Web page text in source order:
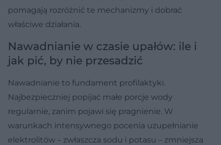
pomagają rozróżnić te mechanizmy i dobrać
właściwe działania.
Nawadnianie w czasie upałów: ile i
jak pić, by nie przesadzić
Nawadnianie to fundament profilaktyki.
Najbezpieczniej popijać małe porcje wody
regularnie, zanim pojawi się pragnienie. W
warunkach intensywnego pocenia uzupełnianie
elektrolitów – zwłaszcza sodu i potasu – zmniejsza